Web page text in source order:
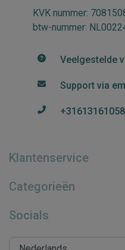
KVK nummer:
btw-nummer:
Veelgestelde
Support via
+31613161058
Klantenservice
Categorieën
Socials